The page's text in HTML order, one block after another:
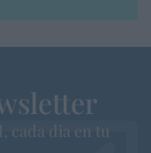
dia en tu